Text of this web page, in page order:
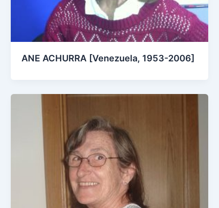
ANE ACHURRA [Venezuela, 1953-2006]